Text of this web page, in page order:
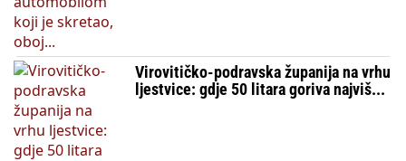
Virovitičko-podravska županija na vrhu
ljestvice: gdje 50 litara goriva najviš...